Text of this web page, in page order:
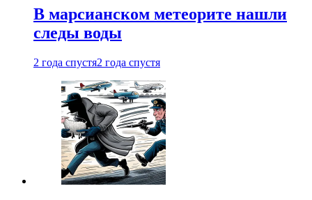
В марсианском метеорите нашли
следы воды
2 года спустя2 года спустя